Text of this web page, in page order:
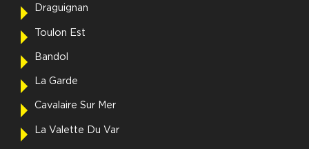
Draguignan
Toulon Est
Bandol
La Garde
Cavalaire Sur Mer
La Valette Du Var